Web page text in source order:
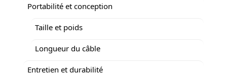
Portabilité et conception
Taille et poids
Longueur du câble
Entretien et durabilité